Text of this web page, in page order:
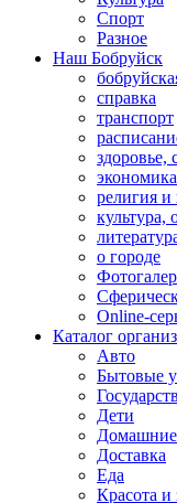
Спорт
Разное
Наш Бобруйск
справка
транспорт
здоровье,
экономика
религия и
о городе
Online-
Каталог
Авто
Бытовые
Дети
Доставка
Еда
Красота и